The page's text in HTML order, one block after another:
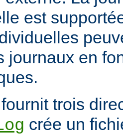
est
journaux en
trois
crée un